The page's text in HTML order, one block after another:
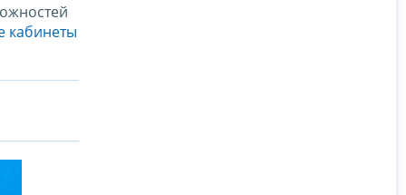
кабинеты